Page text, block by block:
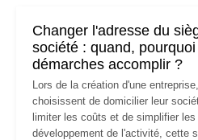
Changer l'adresse du
société : quand,
démarches accomplir ?
Lors de la création d'une
choisissent de domicilier leur
limiter les coûts et de simplifier
développement de l'activité, cette